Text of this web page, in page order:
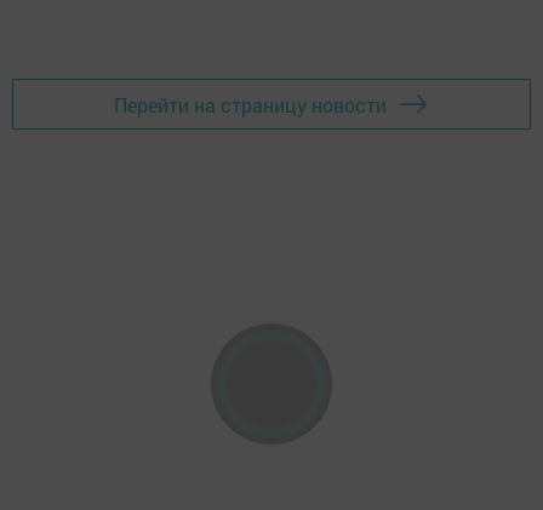
Перейти на страницу новости